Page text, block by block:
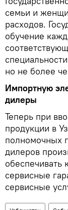
семьи и
расходов.
обучение
но не более
Импортную
дилеры
Теперь при
продукции в
полномочных
дилеров
обеспечивать
сервисные
сервисные